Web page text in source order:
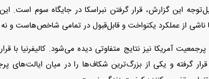
این گزارش، قرار گرفتن نبراسکا در جایگاه سوم است. این
ناشی از عملکرد یکنواخت و قابل‌قبول در تمامی شاخص‌هاست و نه
آمریکا نیز نتایج متفاوتی دیده می‌شود. کالیفرنیا با
تگزاس در رتبه ۳۷ قرار گرفته و یکی از بزرگ‌ترین شکاف‌ها را در میان